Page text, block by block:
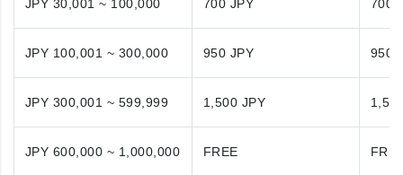
JPY 30,001 ~ 100,000 700 JPY 700
JPY 100,001 ~ 300,000 950 JPY 950
JPY 300,001 ~ 599,999 1,500 JPY
JPY 600,000 ~ 1,000,000 FREE